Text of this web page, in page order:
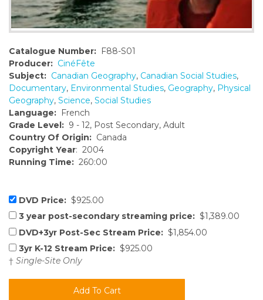
Catalogue Number: F88-S01
Producer: CinéFête
Subject: Canadian Geography, Canadian Social Studies,
Documentary, Environmental Studies, Geography, Physical
Geography, Science, Social Studies
Language: French
Grade Level: 9 - 12, Post Secondary, Adult
Country Of Origin: Canada
Copyright Year: 2004
Running Time: 260:00
DVD Price: $925.00
3 year post-secondary streaming price: $1,389.00
DVD+3yr Post-Sec Stream Price: $1,854.00
3yr K-12 Stream Price: $925.00
† Single-Site Only